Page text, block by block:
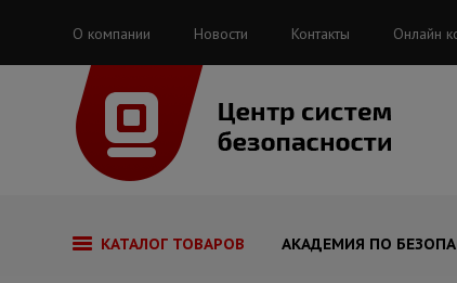
О компании Новости Контакты Онлайн
КАТАЛОГ ТОВАРОВ АКАДЕМИЯ ПО